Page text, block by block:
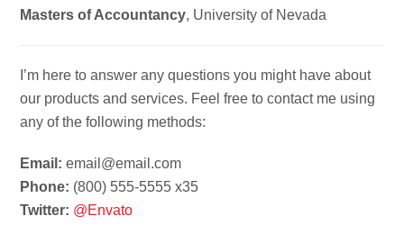
Masters of Accountancy, University of Nevada
I’m here to answer any questions you might have about
our products and services. Feel free to contact me using
any of the following methods:
Email:email@email.com
Phone: (800) 555-5555 x35
Twitter: @Envato